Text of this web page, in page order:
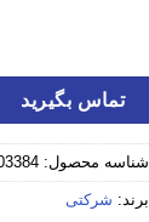
تماس بگیرید
شناسه محصول:
برند: شرکتی